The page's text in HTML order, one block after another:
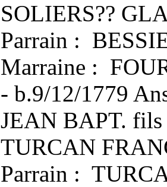
SOLIERS??
Parrain :
Marraine :
- b.9/12/1779
JEAN BAPT.
TURCAN
Parrain :